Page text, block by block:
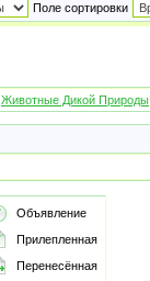
Поле сортировки
Животные Дикой Природы
Объявление
Прилепленная
Перенесённая